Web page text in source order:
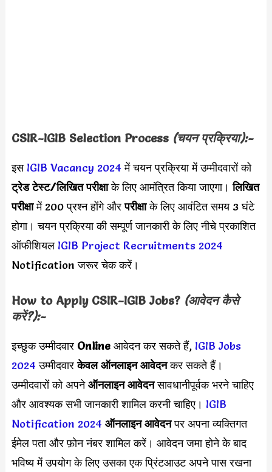
CSIR-IGIB Selection Process (चयन प्रक्रिया):-
इस IGIB Vacancy 2024 में चयन प्रक्रिया में उम्मीदवारों को
ट्रेड टेस्ट/लिखित परीक्षाके लिए आमंत्रित किया जाएगा।लिखित
परीक्षामें 200 प्रश्न होंगे औरपरीक्षाके लिए आवंटित समय 3 घंटे
होगा। चयन प्रक्रिया की सम्पूर्ण जानकारी के लिए नीचे प्रकाशित
ऑफीशियल IGIB Project Recruitments 2024
Notification जरूर चेक करें।
How to Apply CSIR-IGIB Jobs?(आवेदन कैसे
करें?):-
इच्छुक उम्मीदवार Online आवेदन कर सकते हैं, IGIB Jobs
2024 उम्मीदवारकेवल ऑनलाइन आवेदनकर सकते हैं।
उम्मीदवारों को अपनेऑनलाइन आवेदनसावधानीपूर्वक भरने चाहिए
और आवश्यक सभी जानकारी शामिल करनी चाहिए। IGIB
Notification 2024 ऑनलाइन आवेदनपर अपना व्यक्तिगत
ईमेल पता और फ़ोन नंबर शामिल करें। आवेदन जमा होने के बाद
भविष्य में उपयोग के लिए उसका एक प्रिंटआउट अपने पास रखना